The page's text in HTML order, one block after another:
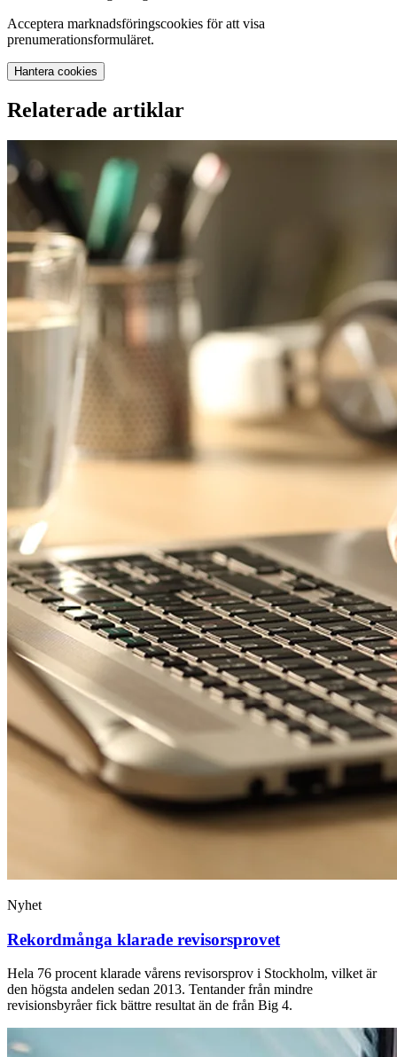
Acceptera marknadsföringscookies för att visa
prenumerationsformuläret.
Hantera cookies
Relaterade artiklar
Nyhet
Rekordmånga klarade revisorsprovet
Hela 76 procent klarade vårens revisorsprov i Stockholm, vilket är
den högsta andelen sedan 2013. Tentander från mindre
revisionsbyråer fick bättre resultat än de från Big 4.